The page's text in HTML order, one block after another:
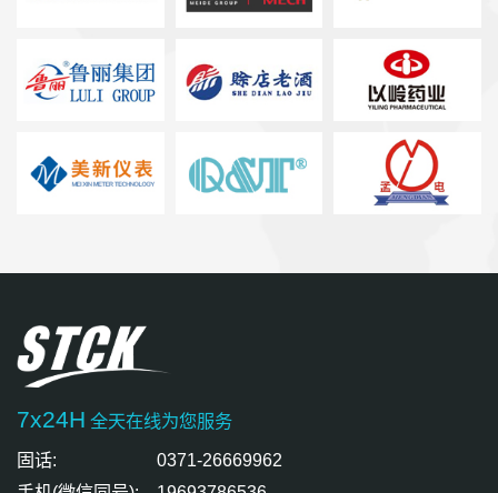
7x24H 全天在线为您服务
固话:
0371-26669962